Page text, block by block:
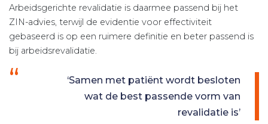
Arbeidsgerichte revalidatie is daarmee passend bij het
ZIN-advies, terwijl de evidentie voor effectiviteit
gebaseerd is op een ruimere definitie en beter passend is
bij arbeidsrevalidatie.
‘Samen met patiënt wordt besloten
wat de best passende vorm van
revalidatie is’